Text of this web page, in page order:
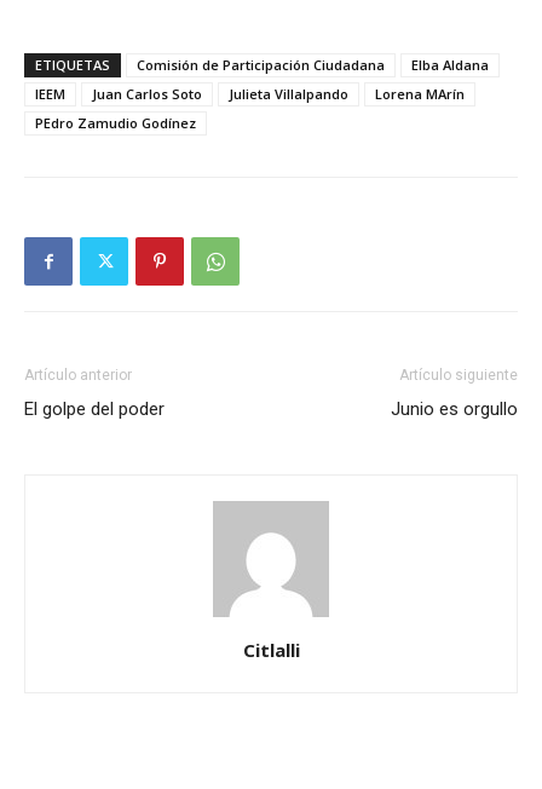
ETIQUETAS Comisión de Participación Ciudadana
Elba Aldana
IEEM
Juan Carlos Soto Julieta Villalpando
Lorena MArín
PEdro Zamudio Godínez
Artículo anterior
El golpe del poder
Artículo siguiente
Junio es orgullo
Citlalli